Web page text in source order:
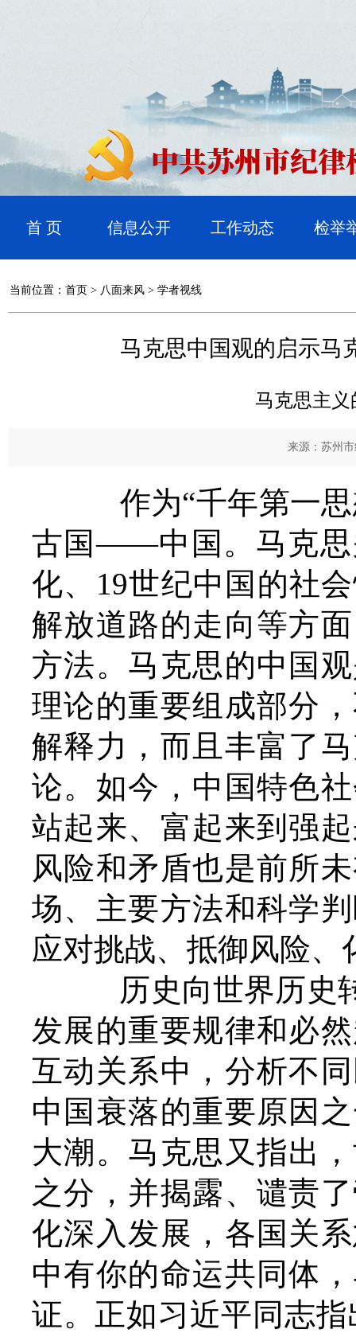
首 页 信息公开 工作动态 检举
当前位置： 首页 > 八面来风 > 学者视线
马克思中国观的启示马
马克思主
来源：苏州
作为“千年第一思
古国——中国。马克思
化、19世纪中国的社
解放道路的走向等方
方法。马克思的中国
理论的重要组成部分
解释力，而且丰富了
论。如今，中国特色
站起来、富起来到强
风险和矛盾也是前所
场、主要方法和科学
应对挑战、抵御风险、
历史向世界历史转
发展的重要规律和必
互动关系中，分析不
中国衰落的重要原因
大潮。马克思又指出
之分，并揭露、谴责
化深入发展，各国关
中有你的命运共同体
证。正如习近平同志